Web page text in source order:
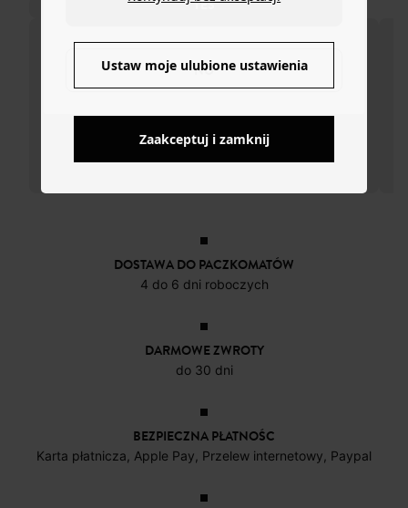
YES
NO
DOSTAWA DO PACZKOMATÓW
4 do 6 dni roboczych
DARMOWE ZWROTY
do 30 dni
BEZPIECZNA PŁATNOŚC
Karta płatnicza, Apple Pay, Przelew internetowy, Paypal
Ustaw moje ulubione ustawienia
Zaakceptuj i zamknij